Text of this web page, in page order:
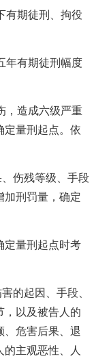
期徒刑、拘役
有期徒刑幅度
造成六级严重
定量刑起点。依
伤残等级、手段
加刑罚量，确定
量刑起点时考
的起因、手段、
，以及被告人的
、危害后果、退
主观恶性、人